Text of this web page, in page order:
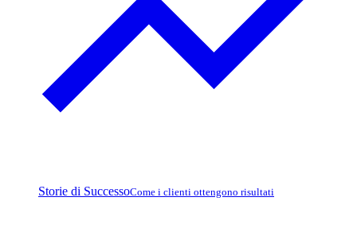
Storie di SuccessoCome i clienti ottengono risultati